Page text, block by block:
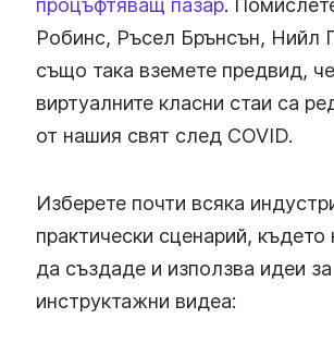
процъфтяващ пазар.
Робинс, Ръсел Брънсън, Нийл
също така вземете предвид, че
виртуалните класни стаи са
от нашия свят след COVID.
Изберете почти всяка
практически сценарий,
да създаде и използва идеи за
инструктажни видеа: